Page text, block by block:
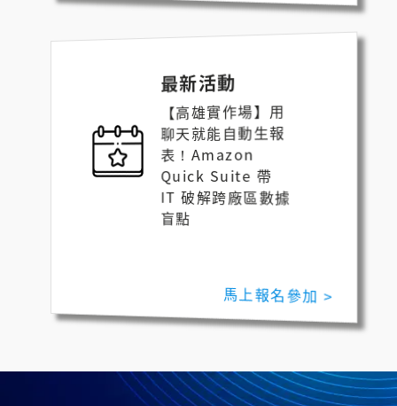
最新活動
【高雄實作場】用
聊天就能自動生報
表！Amazon
Quick Suite 帶
IT 破解跨廠區數據
盲點
馬上報名參加 >